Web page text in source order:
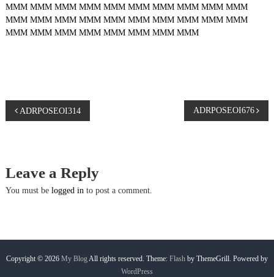
MMM MMM MMM MMM MMM MMM MMM MMM MMM MMM
MMM MMM MMM MMM MMM MMM MMM MMM MMM MMM
MMM MMM MMM MMM MMM MMM MMM MMM
P
s
t
a
ADRPOSEOI314 ADRPOSEOI676
Leave a Reply
You must be logged into post a comment.
Copyright © 2026 My BlogAll rights reserved. Theme: Flash by ThemeGrill. Powered by
WordPress